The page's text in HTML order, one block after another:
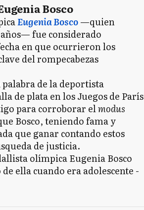
Bosco
Eugenia Bosco—quien
años— fue considerado
en que ocurrieron los
del rompecabezas
de la deportista
de plata en los Juegos de París
para corroborar elmodus
Bosco, teniendo fama y
que ganar contando estos
de justicia.